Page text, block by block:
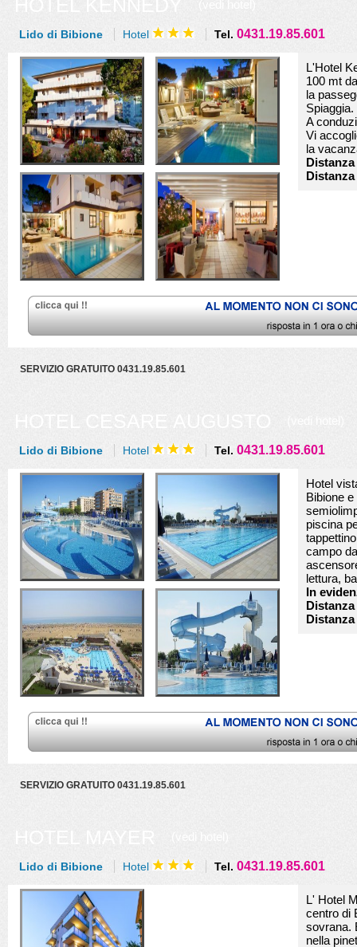
Lido di Bibione Hotel Tel. 0431.19.85.601
L'Hotel
100 mt
la
Spiaggia.
A
Vi
la
SERVIZIO GRATUITO 0431.19.85.601
Lido di Bibione Hotel Tel. 0431.19.85.601
Hotel
Bibione
piscina
campo
lettura,
In
SERVIZIO GRATUITO 0431.19.85.601
Lido di Bibione Hotel Tel. 0431.19.85.601
L' Hotel
centro di
sovrana.
nella